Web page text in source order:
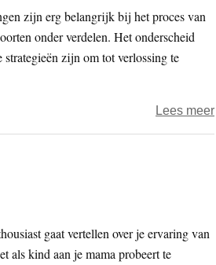
zijn erg belangrijk bij het proces van
onder verdelen. Het onderscheid
strategieën zijn om tot verlossing te
Lees meer
gaat vertellen over je ervaring van
als kind aan je mama probeert te